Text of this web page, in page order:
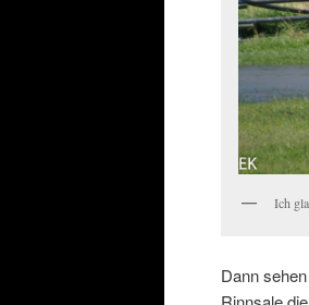
Ich
Dann